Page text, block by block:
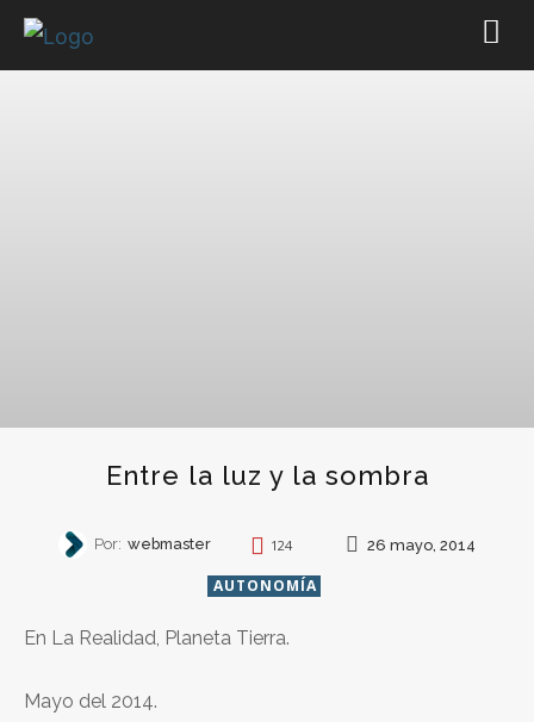
Entre la luz y la sombra
Por: webmaster 124 26 mayo, 2014
AUTONOMÍA
En La Realidad, Planeta Tierra.
Mayo del 2014.